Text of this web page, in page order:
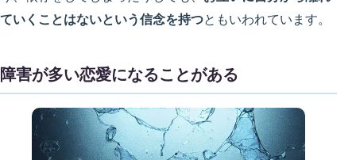
ていくことはないという信念を持つともいわれています。
障害が多い恋愛になることがある